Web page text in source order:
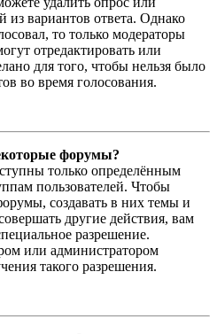
из вариантов ответа. Однако
то только модераторы
отредактировать или
для того, чтобы нельзя было
во время голосования.
форумы?
только определённым
пользователей. Чтобы
создавать в них темы и
другие действия, вам
разрешение.
или администратором
такого разрешения.